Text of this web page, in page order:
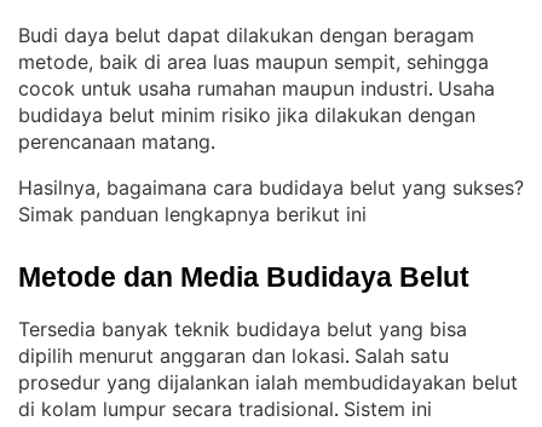
Budi daya belut dapat dilakukan dengan beragam
metode, baik di area luas maupun sempit, sehingga
cocok untuk usaha rumahan maupun industri. Usaha
budidaya belut minim risiko jika dilakukan dengan
perencanaan matang.
Hasilnya, bagaimana cara budidaya belut yang sukses?
Simak panduan lengkapnya berikut ini
Metode dan Media Budidaya Belut
Tersedia banyak teknik budidaya belut yang bisa
dipilih menurut anggaran dan lokasi. Salah satu
prosedur yang dijalankan ialah membudidayakan belut
di kolam lumpur secara tradisional. Sistem ini